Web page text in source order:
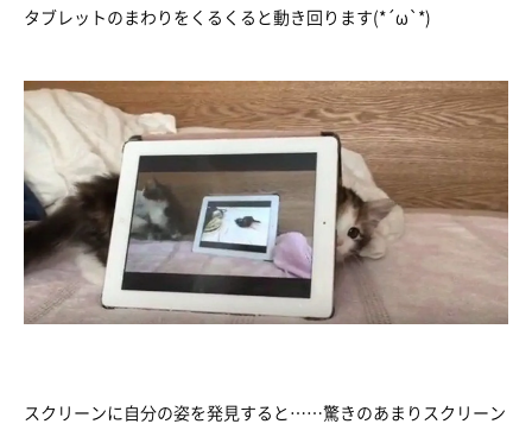
タブレットのまわりをくるくると動き回ります(*´ω`*)
スクリーンに自分の姿を発見すると……驚きのあまりスクリーン